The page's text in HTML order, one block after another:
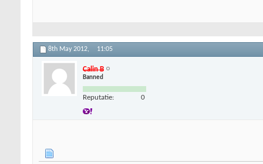
8th May 2012, 11:05
Calin B
Banned
Reputatie: 0